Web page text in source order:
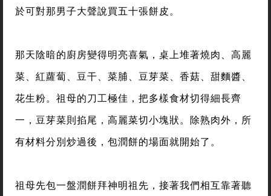
於可對那男子大聲說買五十張餅皮。
那天陰暗的廚房變得明亮喜氣，桌上堆著燒肉、高麗
菜、紅蘿蔔、豆干、菜脯、豆芽菜、香菇、甜麵醬、
花生粉。祖母的刀工極佳，把多樣食材切得細長齊
一，豆芽菜則掐尾，高麗菜切小塊狀。除熟肉外，所
有材料分別炒過後，包潤餅的場面就開始了。
祖母先包一盤潤餅拜神明祖先，接著我們相互靠著聽